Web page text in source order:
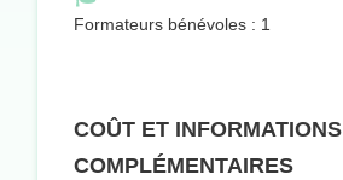
Formateurs bénévoles : 1
COÛT ET INFORMATIONS
COMPLÉMENTAIRES